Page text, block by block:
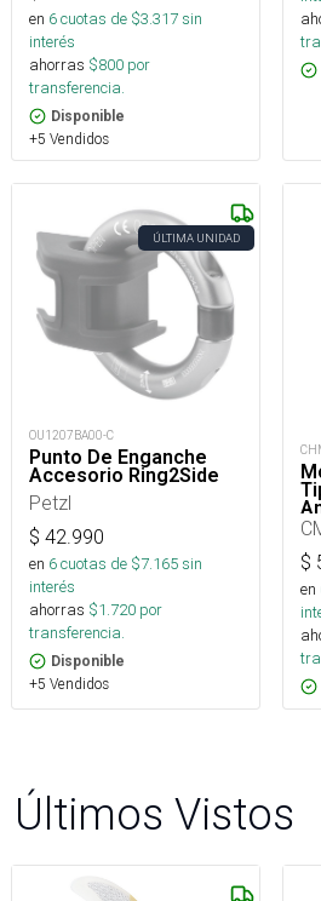
en 6cuotas de $3.317sin
interés
ahorras $800 por
transferencia.
Disponible
+5 Vendidos
ÚLTIMA UNIDAD
OU1207BA00-C
Punto De Enganche
Accesorio Ring2Side
Petzl
$ 42.990
en 6cuotas de $7.165sin
interés
ahorras $1.720 por
transferencia.
Disponible
+5 Vendidos
$
en
Últimos Vistos